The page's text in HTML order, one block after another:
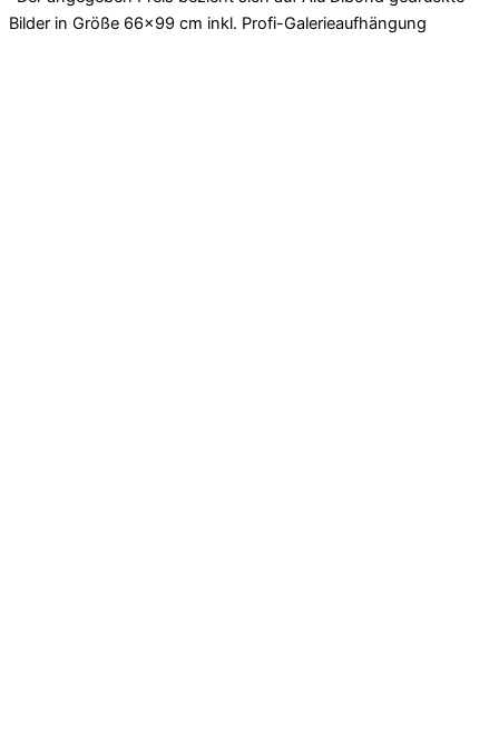
Bilder in Größe 66×99 cm inkl. Profi-Galerieaufhängung